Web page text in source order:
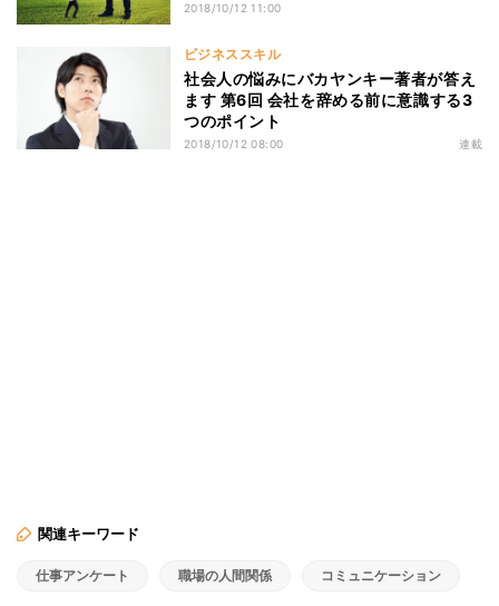
2018/10/12 11:00
ビジネススキル
社会人の悩みにバカヤンキー著者が答え
ます 第6回 会社を辞める前に意識する3
つのポイント
2018/10/12 08:00 連載
関連キーワード
仕事アンケート 職場の人間関係 コミュニケーション